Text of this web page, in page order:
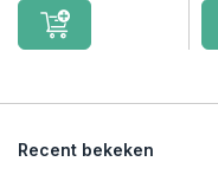
Recent bekeken